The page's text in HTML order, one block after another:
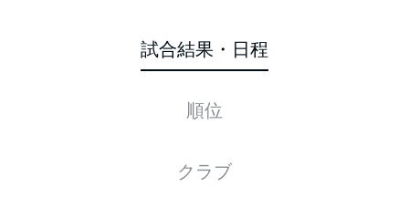
試合結果・日程
順位
クラブ
スターティングメンバー